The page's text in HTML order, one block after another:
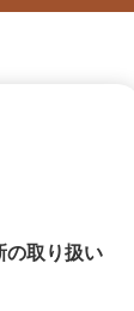
の取り扱い